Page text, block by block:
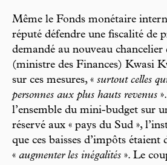
Même le Fonds monétaire
réputé défendre une fiscalité de
demandé au nouveau chancelier
(ministre des Finances) Kwasi
sur ces mesures, « surtout celles
personnes aux plus hauts revenus
l’ensemble du mini-budget sur
réservé aux « pays du Sud »,
que ces baisses d’impôts étaient
« augmenter les inégalités ». Le